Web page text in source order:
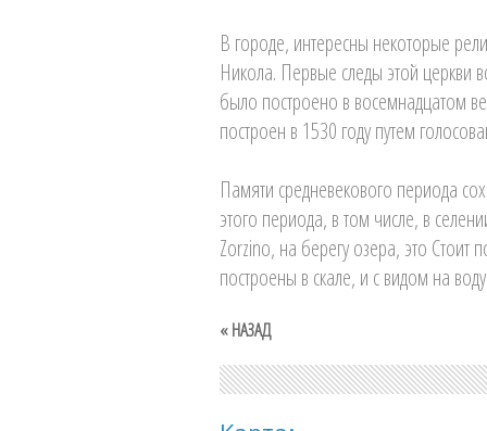
В городе, интересны некоторые
Никола. Первые следы этой церкви
было построено в восемнадцатом
построен в 1530 году путем
Памяти средневекового периода
этого периода, в том числе, в
Zorzino, на берегу озера, это Стоит
построены в скале, и с видом на
« НАЗАД